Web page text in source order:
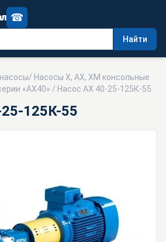
Найти
☎
/ Насосы Х, АХ, ХМ консольные
«АХ40» / Насос АХ 40-25-125К-55
125К-55